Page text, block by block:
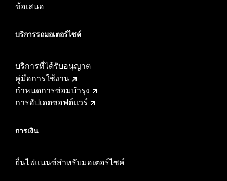
ข้อเสนอ
บริการรถมอเตอร์ไซค์​
บริการที่ได้รับอนุญาต
คู่มือการใช้งาน
กำหนดการซ่อมบำรุง
การอัปเดตซอฟต์แวร์
การเงิน
ยื่นไฟแนนซ์สำหรับมอเตอร์ไซค์